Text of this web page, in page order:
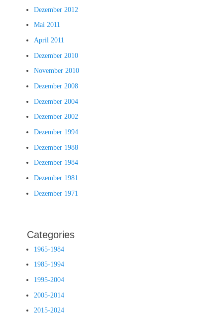
Dezember 2012
Mai 2011
April 2011
Dezember 2010
November 2010
Dezember 2008
Dezember 2004
Dezember 2002
Dezember 1994
Dezember 1988
Dezember 1984
Dezember 1981
Dezember 1971
Categories
1965-1984
1985-1994
1995-2004
2005-2014
2015-2024